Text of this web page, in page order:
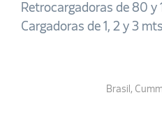
Retrocargadoras de 80 y
Cargadoras de 1, 2 y 3
Brasil ,